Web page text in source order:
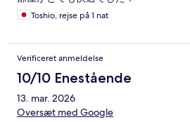
Toshio, rejse på 1 nat
Verificeret anmeldelse
10/10 Enestående
13. mar. 2026
Oversæt med Google